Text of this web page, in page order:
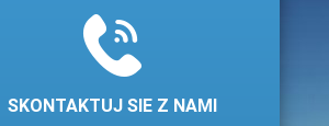
SKONTAKTUJ SIE Z NAMI